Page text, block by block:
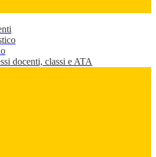
docenti, classi e ATA